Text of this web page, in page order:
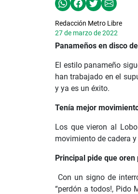
Redacción Metro Libre
27 de marzo de 2022
Panameños en disco
El estilo panameño
han trabajado en el
y ya es un éxito.
Tenía mejor
Los que vieron al
movimiento de cadera
Principal pide que oren
Con un signo de
“perdón a todos!, Pido